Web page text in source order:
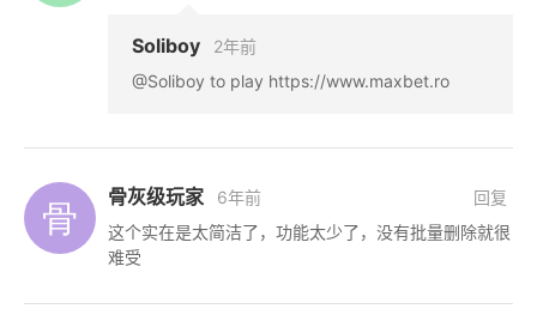
Soliboy
2年前
@Soliboy to play https://www.maxbet.ro
骨灰级玩家
6年前
这个实在是太简洁了，功能太少了，没有批量删除就很
难受
回复